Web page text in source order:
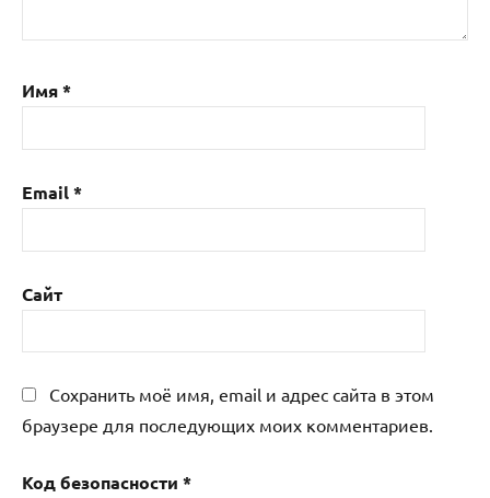
Имя*
Email*
Сайт
Сохранить моё имя, email и адрес сайта в этом
браузере для последующих моих комментариев.
Код безопасности *